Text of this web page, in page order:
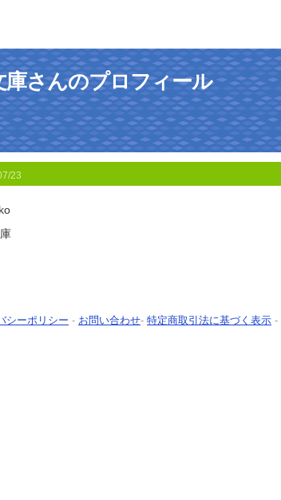
庫さんのプロフィール
23
シーポリシー - お問い合わせ- 特定商取引法に基づく表示 -